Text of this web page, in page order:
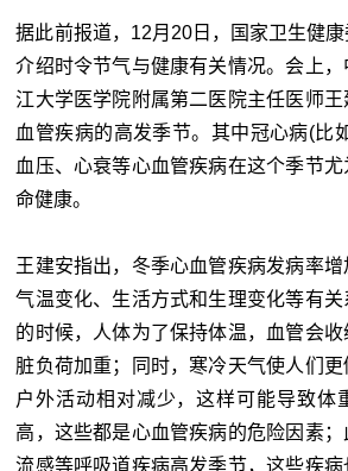
据此前报道，12月20日，国家卫生健康
介绍时令节气与健康有关情况。会上
江大学医学院附属第二医院主任医师
血管疾病的高发季节。其中冠心病(比
血压、心衰等心血管疾病在这个季节
命健康。
王建安指出，冬季心血管疾病发病率
气温变化、生活方式和生理变化等有
的时候，人体为了保持体温，血管会
脏负荷加重；同时，寒冷天气使人们更
户外活动相对减少，这样可能导致体
高，这些都是心血管疾病的危险因素
流感等呼吸道疾病高发季节，这些疾